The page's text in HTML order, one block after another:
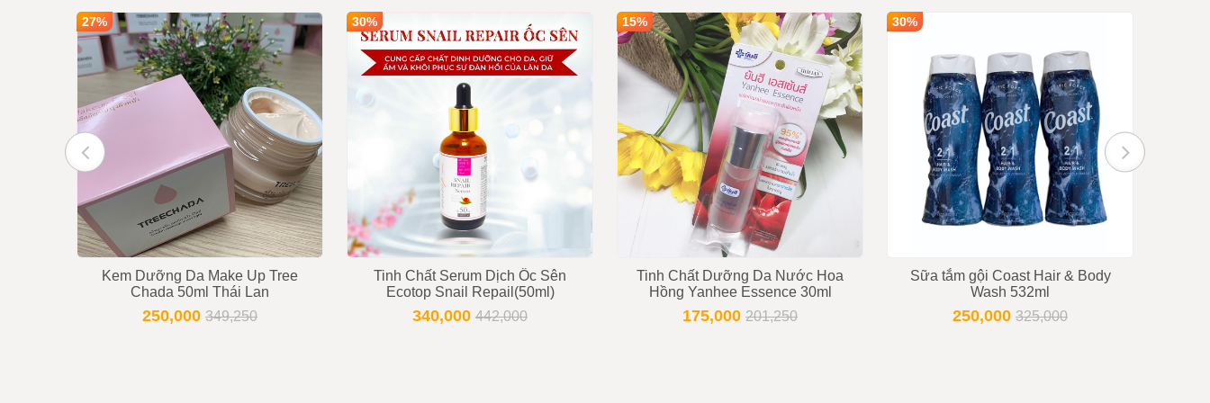
Ghi chú : Giá trên chưa bao gồm VAT nếu quý khách yêu cầu xuất hóa đơn
Trạng thái Còn hàng
Tư vấn viên 0916999853 - 0919896393
27%
Kem Dưỡng Da Make Up Tree
Chada 50ml Thái Lan
250,000 349,250
30%
Tinh Chất Serum Dịch Ốc Sên
Ecotop Snail Repail(50ml)
340,000 442,000
15%
Tinh Chất Dưỡng Da Nước Hoa
Hồng Yanhee Essence 30ml
175,000 201,250
30%
Sữa tắm gội Coast Hair & Body
Wash 532ml
250,000 325,000